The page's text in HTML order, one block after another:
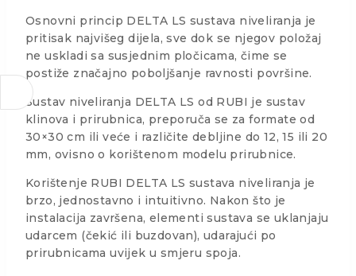
Osnovni princip DELTA LS sustava niveliranja je
pritisak najvišeg dijela, sve dok se njegov položaj
ne uskladi sa susjednim pločicama, čime se
postiže značajno poboljšanje ravnosti površine.
Sustav niveliranja DELTA LS od RUBI je sustav
klinova i prirubnica, preporuča se za formate od
30×30 cm ili veće i različite debljine do 12, 15 ili 20
mm, ovisno o korištenom modelu prirubnice.
Korištenje RUBI DELTA LS sustava niveliranja je
brzo, jednostavno i intuitivno. Nakon što je
instalacija završena, elementi sustava se uklanjaju
udarcem (čekić ili buzdovan), udarajući po
prirubnicama uvijek u smjeru spoja.